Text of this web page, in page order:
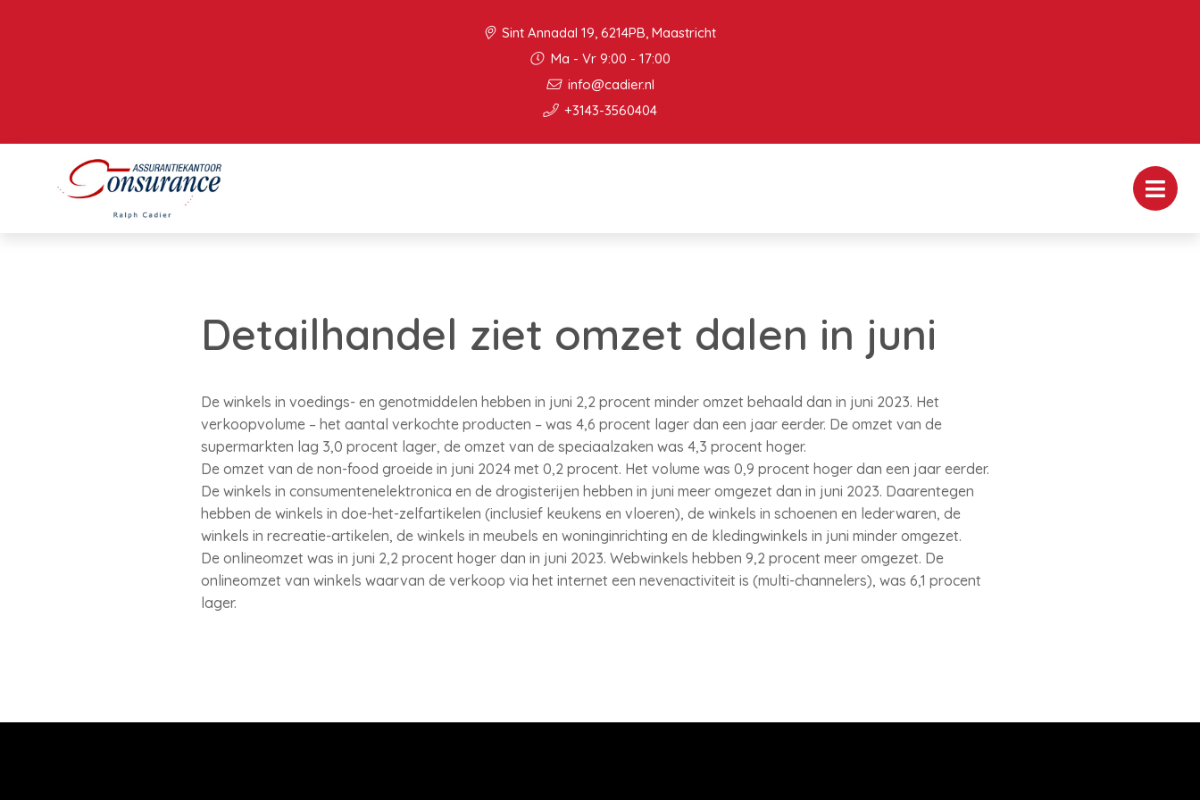
Sint Annadal 19, 6214PB, Maastricht
Ma - Vr 9:00 - 17:00
info@cadier.nl
+3143-3560404
Detailhandel ziet omzet dalen in juni
De winkels in voedings- en genotmiddelen hebben in juni 2,2 procent minder omzet behaald dan in juni 2023. Het
verkoopvolume – het aantal verkochte producten – was 4,6 procent lager dan een jaar eerder. De omzet van de
supermarkten lag 3,0 procent lager, de omzet van de speciaalzaken was 4,3 procent hoger.
De omzet van de non-food groeide in juni 2024 met 0,2 procent. Het volume was 0,9 procent hoger dan een jaar eerder.
De winkels in consumentenelektronica en de drogisterijen hebben in juni meer omgezet dan in juni 2023. Daarentegen
hebben de winkels in doe-het-zelfartikelen (inclusief keukens en vloeren), de winkels in schoenen en lederwaren, de
winkels in recreatie-artikelen, de winkels in meubels en woninginrichting en de kledingwinkels in juni minder omgezet.
De onlineomzet was in juni 2,2 procent hoger dan in juni 2023. Webwinkels hebben 9,2 procent meer omgezet. De
onlineomzet van winkels waarvan de verkoop via het internet een nevenactiviteit is (multi-channelers), was 6,1 procent
lager.